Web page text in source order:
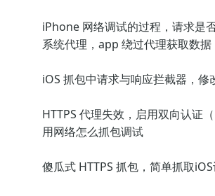
iPhone 网络调试的过程，请求是
系统代理，app 绕过代理获取数据
iOS 抓包中请求与响应拦截器，修
HTTPS 代理失效，启用双向认证
用网络怎么抓包调试
傻瓜式 HTTPS 抓包，简单抓取